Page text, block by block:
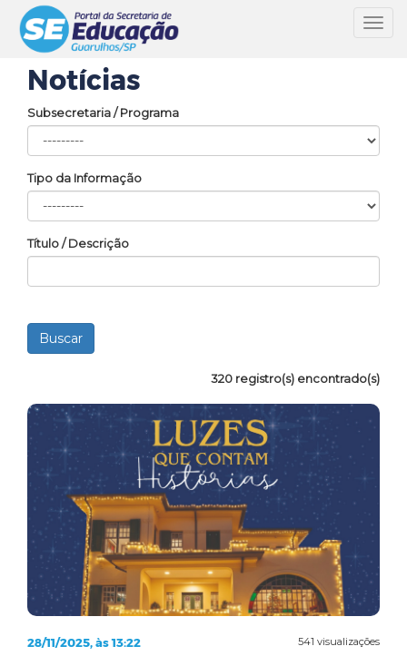
Notícias
Subsecretaria / Programa
Tipo da Informação
Título / Descrição
320 registro(s) encontrado(s)
541 visualizações
28/11/2025, às 13:22